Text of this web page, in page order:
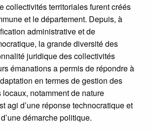
collectivités territoriales furent créés
et le département. Depuis, à
administrative et de
la grande diversité des
juridique des collectivités
émanations a permis de répondre à
en termes de gestion des
notamment de nature
agi d’une réponse technocratique et
démarche politique.